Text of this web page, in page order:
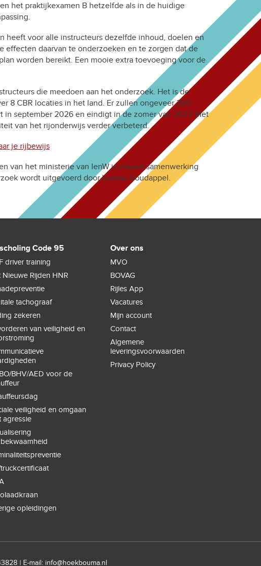
het praktijkexamen B hetzelfde als in de huidige
heeft voor alle instructeurs dezelfde inhoud, doelen en
daarvan te onderzoeken en te zorgen dat de
worden bereikt. Een mooie extra toevoeging voor de
die meedoen aan het onderzoek. Het is de
8 CBR locaties in het land. Er zullen ongeveer 200
september 2026 en eindigt in de zomer van 2027. Met
van het rijonderwijs verder verbeterd.
je rijbewijs
van het ministerie van IenW in nauwe samenwerking
wordt uitgevoerd door bureau Goudappel.
Code 95
driver training
Nieuwe Rijden HNR
tachograaf
zekeren
van veiligheid en
BHV/AED voor de
veiligheid en omgaan
agressie
opleidingen
Over ons
MVO
BOVAG
Rijles App
Vacatures
Mijn account
Contact
Algemene
leveringsvoorwaarden
Privacy Policy
| E-mail: info@hoekbouma.nl